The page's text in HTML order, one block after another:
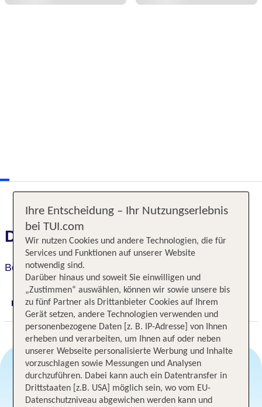
Das erwartet Sie
Best Western Premier CHC Airport
Digitaler und telefonischer 24/7 TUI Service
Angebotsauswahl
Ihre Entscheidung – Ihr Nutzungserlebnis
bei TUI.com
Wir nutzen Cookies und andere Technologien, die für
Services und Funktionen auf unserer Website
notwendig sind.
Darüber hinaus und soweit Sie einwilligen und
„Zustimmen“ auswählen, können wir sowie unsere bis
zu fünf Partner als Drittanbieter Cookies auf Ihrem
Gerät setzen, andere Technologien verwenden und
personenbezogene Daten [z. B. IP-Adresse] von Ihnen
erheben und verarbeiten, um Ihnen auf oder neben
unserer Webseite personalisierte Werbung und Inhalte
vorzuschlagen sowie Messungen und Analysen
durchzuführen. Dabei kann auch ein Datentransfer in
Drittstaaten [z.B. USA] möglich sein, wo vom EU-
Datenschutzniveau abgewichen werden kann und